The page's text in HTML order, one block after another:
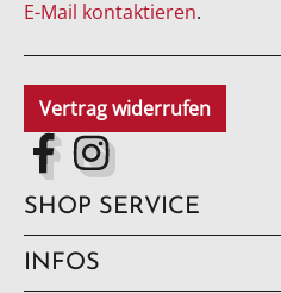
E-Mail kontaktieren.
Vertrag widerrufen
SHOP SERVICE
INFOS